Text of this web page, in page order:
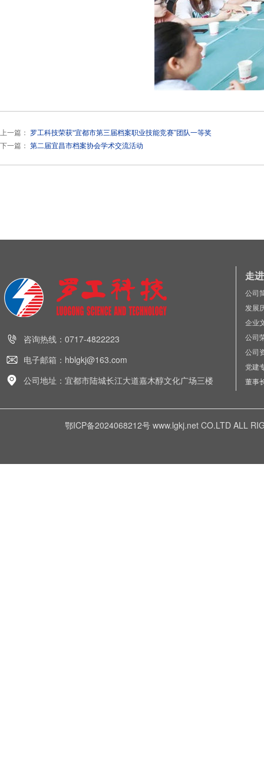
上一篇： 罗工科技荣获“宜都市第三届档案职业技能竞赛”团队一等奖
下一篇： 第二届宜昌市档案协会学术交流活动
咨询热线：0717-4822223
电子邮箱：hblgkj@163.com
公司地址：宜都市陆城长江大道嘉木醇文化广场三楼
走
公司
发展
企业
公司
公司
党建
董事
鄂ICP备2024068212号 www.lgkj.net CO.LTD ALL